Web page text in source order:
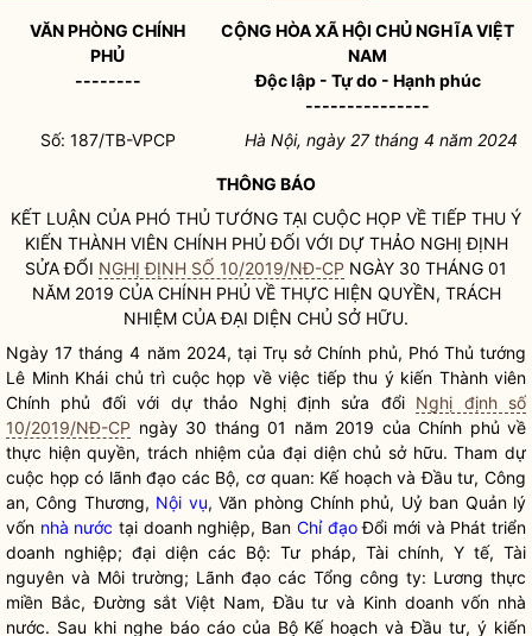
VĂN PHÒNG CHÍNH
PHỦ
--------
CỘNG HÒA XÃ HỘI CHỦ NGHĨA VIỆT
NAM
Độc lập - Tự do - Hạnh phúc
---------------
Số: 187/TB-VPCP
Hà Nội, ngày 27 tháng 4 năm 2024
THÔNG BÁO
KẾT LUẬN CỦA PHÓ THỦ TƯỚNG TẠI CUỘC HỌP VỀ TIẾP THU Ý
KIẾN THÀNH VIÊN CHÍNH PHỦ ĐỐI VỚI DỰ THẢO NGHỊ ĐỊNH
SỬA ĐỔI NGHỊ ĐỊNH SỐ 10/2019/NĐ-CP NGÀY 30 THÁNG 01
NĂM 2019 CỦA CHÍNH PHỦ VỀ THỰC HIỆN QUYỀN, TRÁCH
NHIỆM CỦA ĐẠI DIỆN CHỦ SỞ HỮU.
Ngày 17 tháng 4 năm 2024, tại Trụ sở Chính phủ, Phó Thủ tướng
Lê Minh Khái chủ trì cuộc họp về việc tiếp thu ý kiến Thành viên
Chính phủ đối với dự thảo Nghị định sửa đổi Nghị định số
10/2019/NĐ-CP ngày 30 tháng 01 năm 2019 của Chính phủ về
thực hiện quyền, trách nhiệm của đại diện chủ sở hữu. Tham dự
cuộc họp có lãnh đạo các Bộ, cơ quan: Kế hoạch và Đầu tư, Công
an, Công Thương, Nội vụ, Văn phòng Chính phủ, Uỷ ban Quản lý
vốn nhà nước tại doanh nghiệp, Ban Chỉ đạoĐổi mới và Phát triển
doanh nghiệp; đại diện các Bộ: Tư pháp, Tài chính, Y tế, Tài
nguyên và Môi trường; Lãnh đạo các Tổng công ty: Lương thực
miền Bắc, Đường sắt Việt Nam, Đầu tư và Kinh doanh vốn nhà
nước. Sau khi nghe báo cáo của Bộ Kế hoạch và Đầu tư, ý kiến